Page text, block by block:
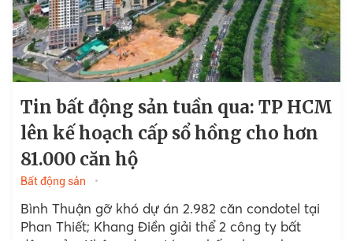
Tin bất động sản tuần qua: TP HCM
lên kế hoạch cấp sổ hồng cho hơn
81.000 căn hộ
Bất động sản
Bình Thuận gỡ khó dự án 2.982 căn condotel tại
Phan Thiết; Khang Điền giải thể 2 công ty bất